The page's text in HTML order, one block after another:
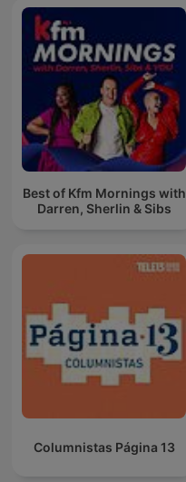
Best of Kfm Mornings with
Darren, Sherlin & Sibs
Columnistas Página 13